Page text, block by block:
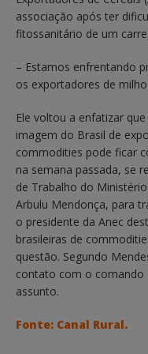
associação após ter
fitossanitário de um
– Estamos enfrentando
os exportadores de
Ele voltou a enfatizar
imagem do Brasil de
commodities pode ficar
na semana passada, se
de Trabalho do
Arbulu Mendonça, para
o presidente da Anec
brasileiras de
questão. Segundo
contato com o comando
assunto.
Fonte: Canal Rural.